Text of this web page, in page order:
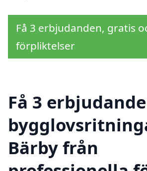
Få 3 erbjudanden, gratis
förpliktelser
Få 3
Bärby från